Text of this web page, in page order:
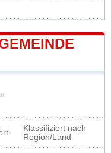
Klassifiziert nach
Region/Land